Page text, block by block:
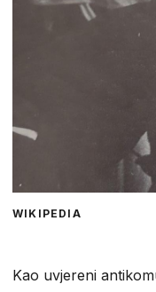
WIKIPEDIA
Kao uvjereni